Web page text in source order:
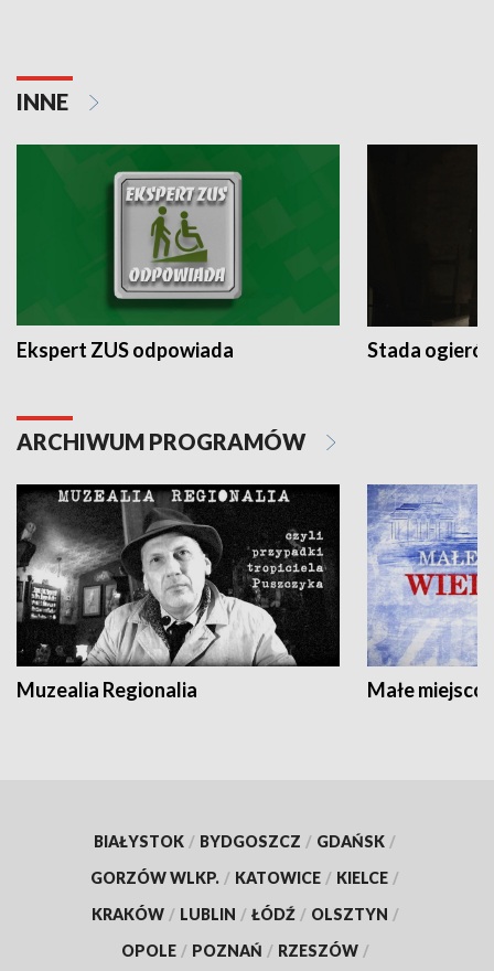
INNE
Ekspert ZUS odpowiada Stada
ARCHIWUM PROGRAMÓW
Muzealia Regionalia Małe
BIAŁYSTOK / BYDGOSZCZ / GDAŃSK /
GORZÓW WLKP. / KATOWICE / KIELCE /
KRAKÓW / LUBLIN / ŁÓDŹ / OLSZTYN /
OPOLE / POZNAŃ / RZESZÓW /